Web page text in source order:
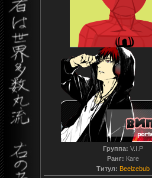
Группа: V.I.P
Ранг: Каге
Титул: Beelzebub